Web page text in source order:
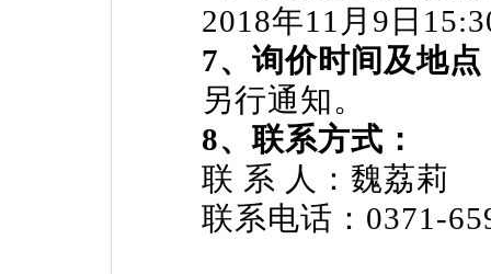
2018年11月9日
7、询价时间及地点
另行通知。
8、联系方式：
联 系 人：魏荔莉
联系电话：0371-